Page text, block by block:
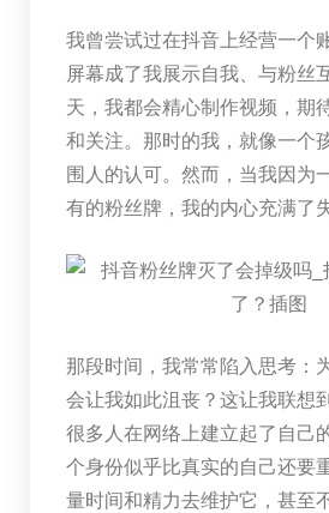
我曾尝试过在抖音上经营一个
屏幕成了我展示自我、与粉丝
天，我都会精心制作视频，期
和关注。那时的我，就像一个
围人的认可。然而，当我因为
有的粉丝牌，我的内心充满了
那段时间，我常常陷入思考：
会让我如此沮丧？这让我联想
很多人在网络上建立起了自己
个身份似乎比真实的自己还要
量时间和精力去维护它，甚至